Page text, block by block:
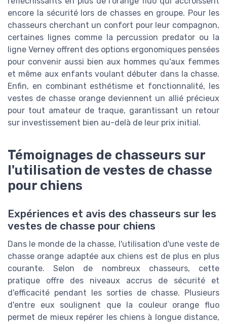
encore la sécurité lors de chasses en groupe. Pour les
chasseurs cherchant un confort pour leur compagnon,
certaines lignes comme la percussion predator ou la
ligne Verney offrent des options ergonomiques pensées
pour convenir aussi bien aux hommes qu'aux femmes
et même aux enfants voulant débuter dans la chasse.
Enfin, en combinant esthétisme et fonctionnalité, les
vestes de chasse orange deviennent un allié précieux
pour tout amateur de traque, garantissant un retour
sur investissement bien au-delà de leur prix initial.
Témoignages de chasseurs sur
l'utilisation de vestes de chasse
pour chiens
Expériences et avis des chasseurs sur les
vestes de chasse pour chiens
Dans le monde de la chasse, l'utilisation d'une veste de
chasse orange adaptée aux chiens est de plus en plus
courante. Selon de nombreux chasseurs, cette
pratique offre des niveaux accrus de sécurité et
d'efficacité pendant les sorties de chasse. Plusieurs
d'entre eux soulignent que la couleur orange fluo
permet de mieux repérer les chiens à longue distance,